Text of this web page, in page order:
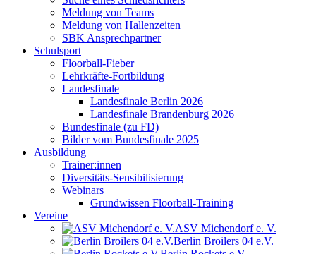
Meldung von Teams
Meldung von Hallenzeiten
SBK Ansprechpartner
Schulsport
Floorball-Fieber
Lehrkräfte-Fortbildung
Landesfinale
Landesfinale Berlin 2026
Landesfinale Brandenburg 2026
Bundesfinale (zu FD)
Bilder vom Bundesfinale 2025
Ausbildung
Trainer:innen
Diversitäts-Sensibilisierung
Webinars
Grundwissen Floorball-Training
Vereine
ASV Michendorf e. V.
Berlin Broilers 04 e.V.